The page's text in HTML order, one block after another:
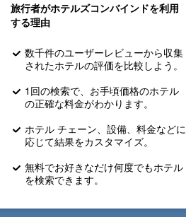
旅行者がホテルズコンバインド​を利用
する理由
数千件のユーザーレビューから収集
されたホテルの評価を比較しよう。
1回の検索で、お手頃価格のホテル
の正確な料金がわかります。
ホテル チェーン、設備、料金などに
応じて結果をカスタマイズ。
無料でお好きなだけ何度でもホテル
を検索できます。